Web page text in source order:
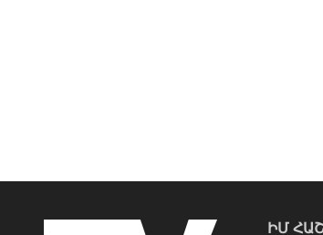
ԻՄ